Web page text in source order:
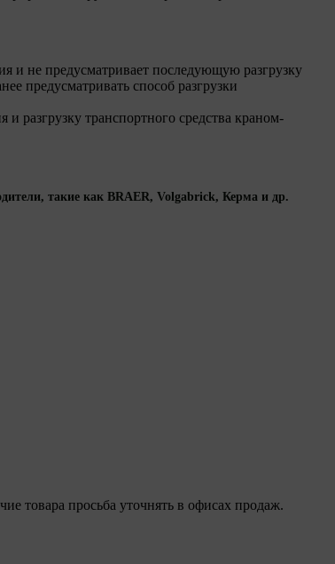
и не предусматривает последующую разгрузку
предусматривать способ разгрузки
и разгрузку транспортного средства краном-
такие как BRAER, Volgabrick, Керма и др.
товара просьба уточнять в офисах продаж.